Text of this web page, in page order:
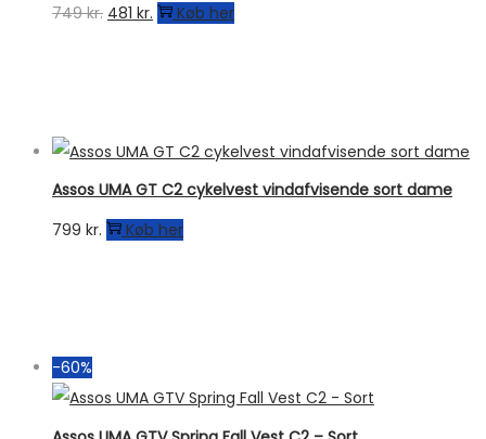
749kr. Den
481 kr. DenKøb her
Assos UMA GT C2 cykelvest vindafvisende sort dame
799 kr. Køb her
-60%